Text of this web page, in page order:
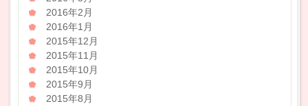
2016年2月
2016年1月
2015年12月
2015年11月
2015年10月
2015年9月
2015年8月